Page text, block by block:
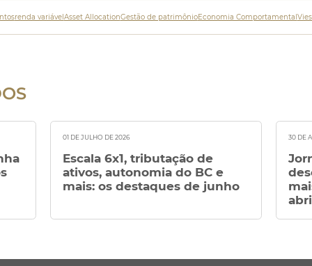
renda variávelAsset AllocationGestão de patrimônioEconomia Comportamental
01 DE JULHO DE 2026
Escala 6x1, tributação de
ativos, autonomia do BC e
mais: os destaques de junho
30 DE